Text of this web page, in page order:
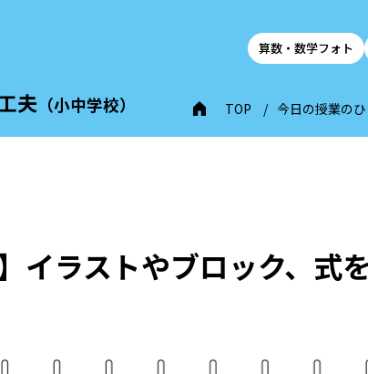
算数・数学フォト
夫 （小中学校） TOP 今日の授業のひ
イラストやブロック、式